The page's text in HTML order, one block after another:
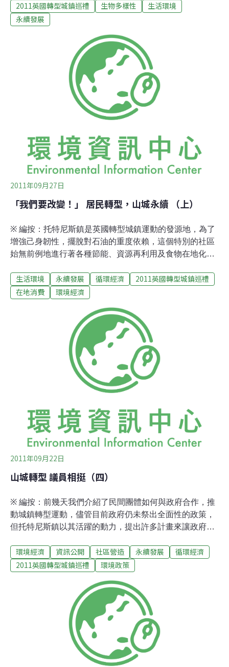
小鎮並定居，因為單純喜歡書籍，便開設了書店且專心致
力地經營。他認為托特尼斯是個很好的地方，是個大小適
而5年來也明顯地感覺到城鎮的變化，看見了成長，也看
到了街道的逐漸熱鬧。在書局中，我們觀察到特別設置了
「綠色生活專櫃」（Green Living） ，其中專門擺放綠色
素養類書籍，舉凡教人如何管理花園、永續食物指導書
籍、養蜂手冊等等，更在其中看到了轉型網絡組織
（Transition Network）出版的系列書籍，如《Transition
Handbook》、《Local Food》、《Local Money》……。
2011英國轉型城鎮巡禮 生物多樣性
生活環境
永續發展
2011年09月27日
「我們要改變！」 居民轉型，山城永續 （上）
※ 編按：托特尼斯鎮是英國轉型城鎮運動的發源地，為了
增強己身韌性，擺脫對石油的重度依賴，這個特別的社區
始無前例地進行著各種節能、資源再利用及食物在地化的
訪了議員羅勃．芬特，瞭解民間草根運動如何由下而上，
促使政府加入改變行列。本週我們將帶著大家，信步走訪
讓他們決定「改變」原有生活型態的動機又是什麼呢？托
特尼斯鎮是個極具知名度的度假山城，擁有蔥綠山丘與湖
光美色、旺盛的旅遊人潮、熱鬧精彩的商家之外，它最迷
人之處是在地深植的人氣氛圍，如果說托特尼斯鎮的特產
是轉型運動、那麼製作這項特產的師傅就是全體居民，上
從議會政府、乃至草根團體再到社區居民，在有形無形中
淋漓盡致地發揮了「人味兒」。外地人初次面對這項獨特
無比的力量，踏訪托特尼斯鎮的短短幾天內，居民們的
生活環境 永續發展 循環經濟
2011英國轉型城鎮巡禮
在地消費
環境經濟
2011年09月22日
山城轉型 議員相挺（四）
※ 編按：前幾天我們介紹了民間團體如何與政府合作，推
動城鎮轉型運動，儘管目前政府仍未祭出全面性的政策，
但托特尼斯鎮以其活躍的動力，提出許多計畫來讓政府跟
友善建設與服務，或是利用栽種植物，做為生產在地食物
的同時，也達到治療精神疾病的功效。想知道還有哪些有
表示，儘管目前區議會方面未有全盤政策，但他個人希望
日後能再強化在地食物、在地能源、輔導在地企業透過廢
棄物回收再利用來發展新商機、綠色交通等面向的工作，
並對區議會〈托特尼斯願景聲明〉中提到的，透過住屋隔
熱節能來達成永續低碳社區的目標寄予厚望。議會目前正
與社區團體共同發展托特尼斯鎮的永續交通運輸計畫。因
為眾多社區團體（像是TTT）在這方面進行倡議，地方政
環境經濟 資訊公開 社區營造 永續發展
循環經濟
2011英國轉型城鎮巡禮
環境政策